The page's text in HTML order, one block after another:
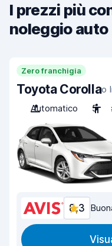
I prezzi più
noleggio auto
Zero franchigia
Toyota Corollao
Automatico
5
8,3